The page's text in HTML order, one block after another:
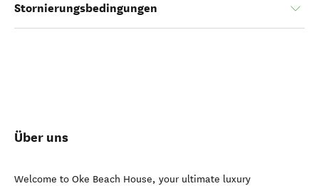
Stornierungsbedingungen
Über uns
Welcome to Oke Beach House, your ultimate luxury